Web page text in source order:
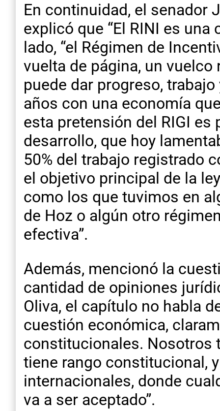
En continuidad, el senador
explicó que “El RINI es
lado, “el Régimen de
vuelta de página, un
puede dar progreso,
años con una economía
esta pretensión del RIGI
desarrollo, que hoy
50% del trabajo registrado
el objetivo principal de la
como los que tuvimos en
de Hoz o algún otro
efectiva”.
Además, mencionó la
cantidad de opiniones
Oliva, el capítulo no habla
cuestión económica,
constitucionales. Nosotros
tiene rango constitucional,
internacionales, donde
va a ser aceptado”.